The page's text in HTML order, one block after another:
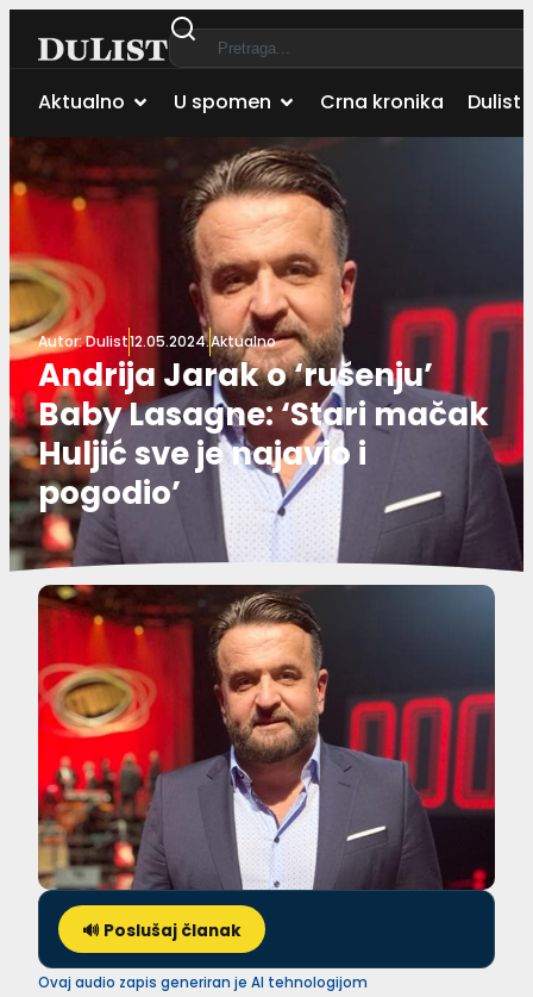
Aktualno U spomen Crna kronika Dulist
Autor:Dulist12.05.2024.Aktualno
Andrija Jarak o ‘rušenju’
Baby Lasagne: ‘Stari mačak
Huljić sve je najavio i
pogodio’
🔊 Poslušaj članak
Ovaj audio zapis generiran je AI tehnologijom